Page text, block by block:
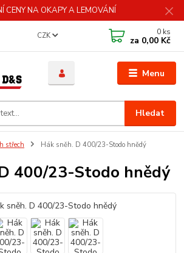
CENY NA OKAPY A LEMOVÁNÍ
Menu
CZK
Hledat
0 ks
za 0,00 Kč
střech Hák sněh. D 400/23-Stodo hnědý
400/23-Stodo hnědý